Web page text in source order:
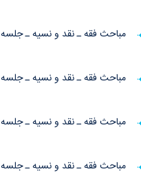
مباحث فقه ـ نقد و نسیه ـ جلسه 37 (1392/09/24)
مباحث فقه ـ نقد و نسیه ـ جلسه 36 (1392/09/23)
مباحث فقه ـ نقد و نسیه ـ جلسه 35 (1392/09/20)
مباحث فقه ـ نقد و نسیه ـ جلسه 34 (1392/09/18)